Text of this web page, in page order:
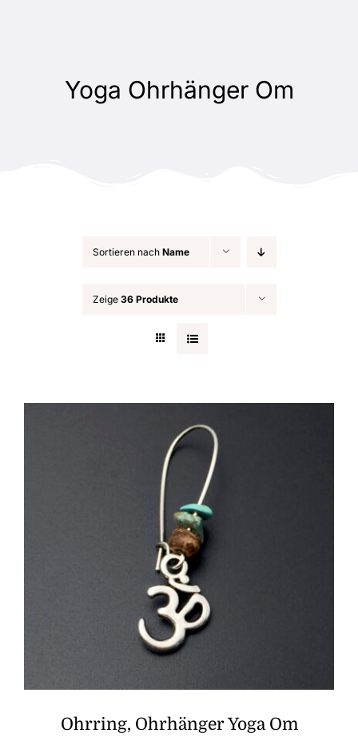
Yoga Ohrhänger Om
Sortieren nach Name
Zeige 36 Produkte
Ohrring, Ohrhänger Yoga Om